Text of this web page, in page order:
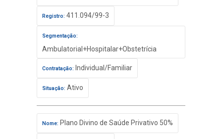
Registro: 411.094/99-3
Segmentação:
Ambulatorial+Hospitalar+Obstetrícia
Contratação: Individual/Familiar
Situação: Ativo
Nome: Plano Divino de Saúde Privativo 50%